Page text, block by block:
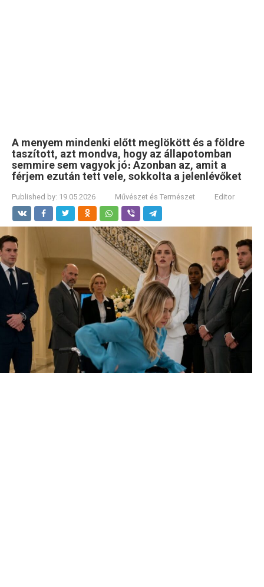
A menyem mindenki előtt meglökött és a földre
taszított, azt mondva, hogy az állapotomban
semmire sem vagyok jó։ Azonban az, amit a
férjem ezután tett vele, sokkolta a jelenlévőket
Published by: 19.05.2026 Művészet és Természet Editor